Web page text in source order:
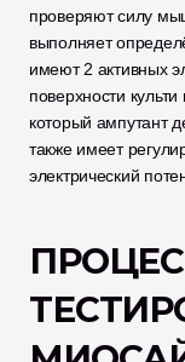
проверяют силу
выполняет
имеют 2 активных
поверхности
который ампутант
также имеет
электрический